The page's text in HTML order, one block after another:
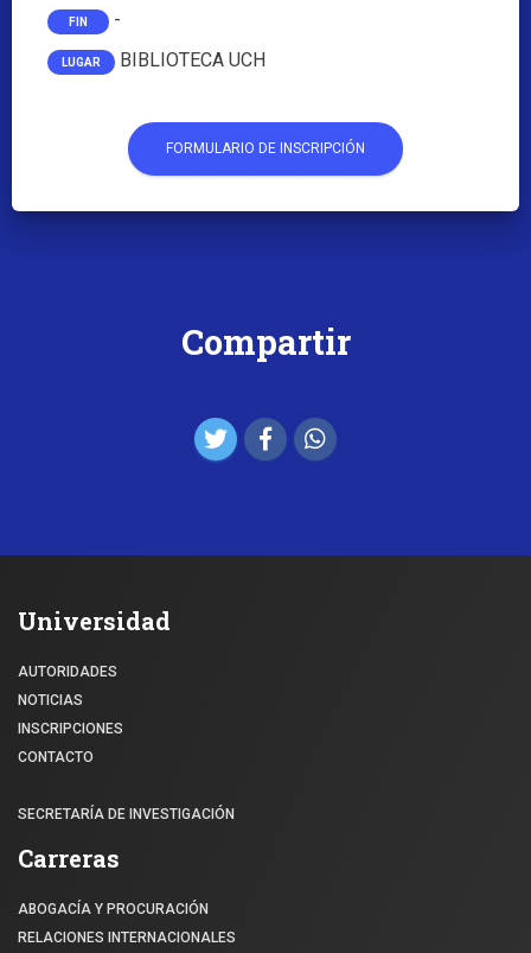
FIN -
LUGAR BIBLIOTECA UCH
FORMULARIO DE INSCRIPCIÓN
Compartir
Universidad
AUTORIDADES
NOTICIAS
INSCRIPCIONES
CONTACTO
SECRETARÍA DE INVESTIGACIÓN
Carreras
ABOGACÍA Y PROCURACIÓN
RELACIONES INTERNACIONALES